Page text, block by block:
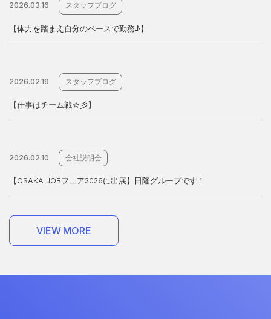
【体力を踏まえ自分のペースで勤務♪】
2026.03.16 スタッフブログ
【仕事はチーム戦☆彡】
2026.02.19 スタッフブログ
【OSAKA JOBフェア2026に出展】日隆グループです！
2026.02.10 会社説明会
VIEW MORE